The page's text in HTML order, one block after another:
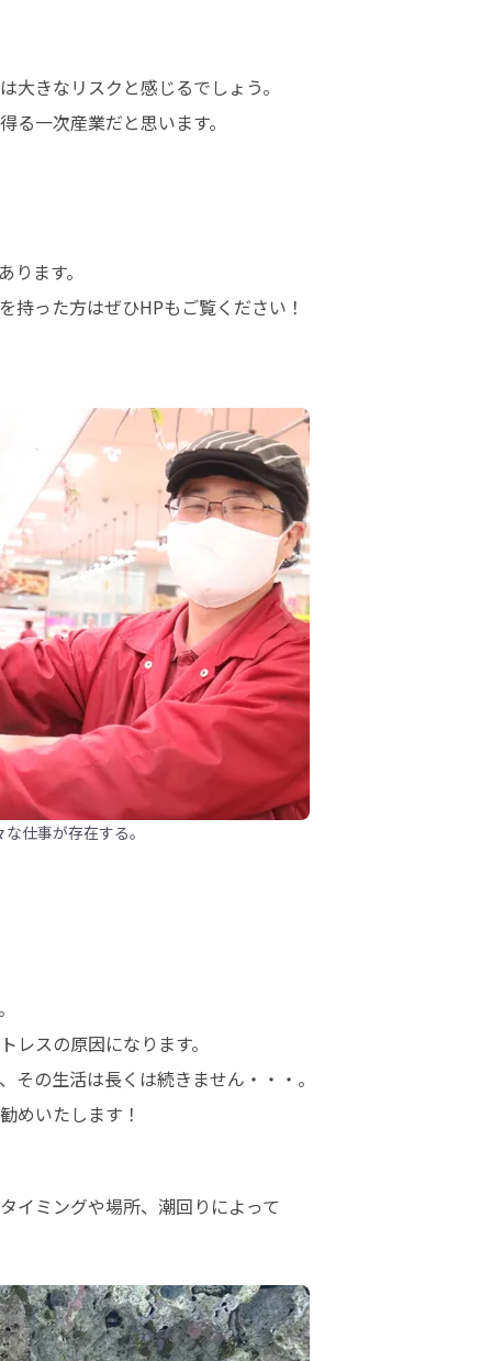
きなリスクと感じるでしょう。
一次産業だと思います。
ます。
った方はぜひHPもご覧ください！
仕事が存在する。
スの原因になります。
の生活は長くは続きません・・・。
めいたします！
イミングや場所、潮回りによって